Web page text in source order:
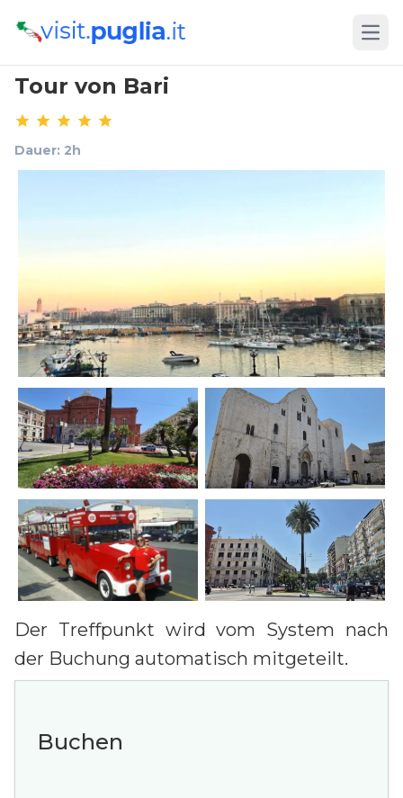
Tour von Bari
Dauer: 2h
Der Treffpunkt wird vom System nach
der Buchung automatisch mitgeteilt.
Buchen